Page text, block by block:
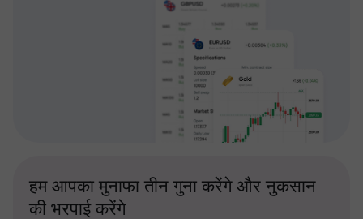
हम आपका मुनाफा तीन गुना करेंगे और नुकसान
की भरपाई करेंगे